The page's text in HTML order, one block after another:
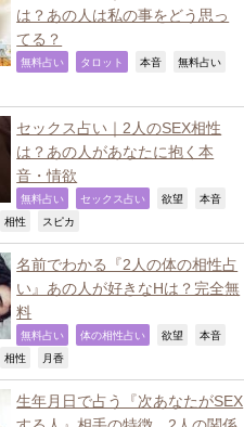
は？あの人は私の事をどう思っ
てる？
無料占い タロット 本音 無料占い
セックス占い｜2人のSEX相性
は？あの人があなたに抱く本
音・情欲
無料占い セックス占い 欲望 本音
相性 スピカ
名前でわかる『2人の体の相性占
い』あの人が好きなHは？完全無
料
無料占い 体の相性占い 欲望 本音
相性 月香
生年月日で占う『次あなたがSEX